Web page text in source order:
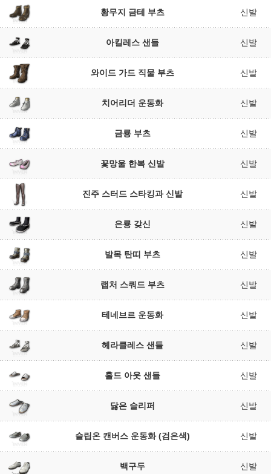
황무지 금테 부츠 신발
아킬레스 샌들 신발
와이드 가드 직물 부츠 신발
치어리더 운동화 신발
금룡 부츠 신발
꽃망울 한복 신발 신발
진주 스터드 스타킹과 신발 신발
은룡 갖신 신발
발목 탄띠 부츠 신발
랩처 스쿼드 부츠 신발
테네브르 운동화 신발
헤라클레스 샌들 신발
홀드 아웃 샌들 신발
닳은 슬리퍼 신발
슬립온 캔버스 운동화 (검은색) 신발
백구두 신발